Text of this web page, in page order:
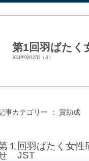
第1回羽ばた
2021年09月27日（月）
事カテゴリー ： 賞助成
１回羽ばたく女性
JST
社団法人日本生化学会